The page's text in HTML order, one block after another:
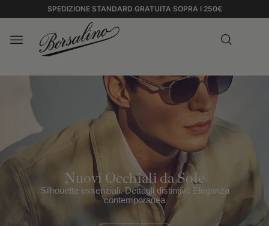
SPEDIZIONE STANDARD GRATUITA SOPRA I 250€
Nuovi Occhiali da Sole
Silhouette essenziali. Dettagli distintivi. Eleganza
contemporanea